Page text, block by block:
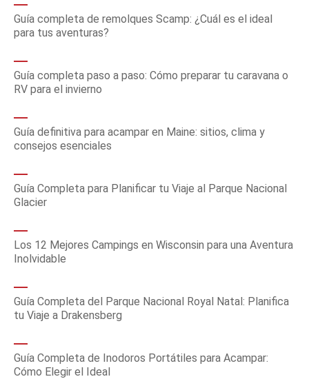
Guía completa de remolques Scamp: ¿Cuál es el ideal
para tus aventuras?
Guía completa paso a paso: Cómo preparar tu caravana o
RV para el invierno
Guía definitiva para acampar en Maine: sitios, clima y
consejos esenciales
Guía Completa para Planificar tu Viaje al Parque Nacional
Glacier
Los 12 Mejores Campings en Wisconsin para una Aventura
Inolvidable
Guía Completa del Parque Nacional Royal Natal: Planifica
tu Viaje a Drakensberg
Guía Completa de Inodoros Portátiles para Acampar:
Cómo Elegir el Ideal